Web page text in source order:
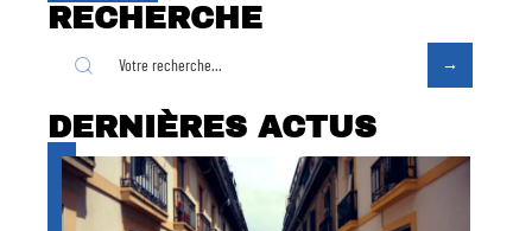
RECHERCHE
DERNIÈRES ACTUS